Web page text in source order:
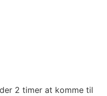
2 timer at komme til